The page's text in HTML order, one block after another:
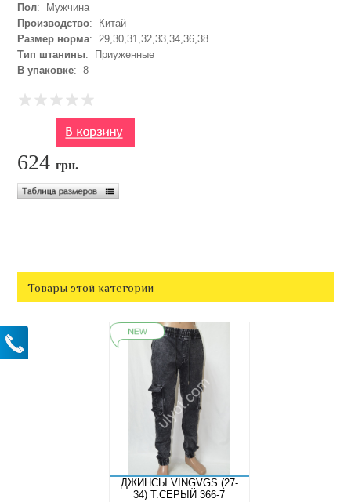
Пол: Мужчина
Производство: Китай
Размер норма: 29,30,31,32,33,34,36,38
Тип штанины: Приуженные
В упаковке: 8
624грн.
Товары этой категории
ДЖИНСЫ VINGVGS (27-
34) Т.СЕРЫЙ 366-7